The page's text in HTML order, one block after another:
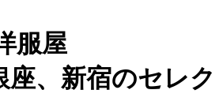
服屋
、新宿のセレ